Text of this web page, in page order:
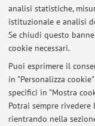
analisi statistiche,
istituzionale e analisi
Se chiudi questo
cookie necessari.
Puoi esprimere il
in "Personalizza
specifici in "Mostra
Potrai sempre
rientrando nella
Pubblicato il: 31 gennaio
Modalità per
Pubblicato il: 17 novembre
Tutti gli avvisi